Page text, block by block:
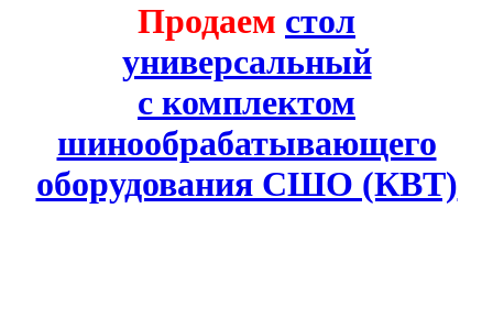
Продаем стол
универсальный
с комплектом
шинообрабатывающего
оборудования СШО (КВТ)